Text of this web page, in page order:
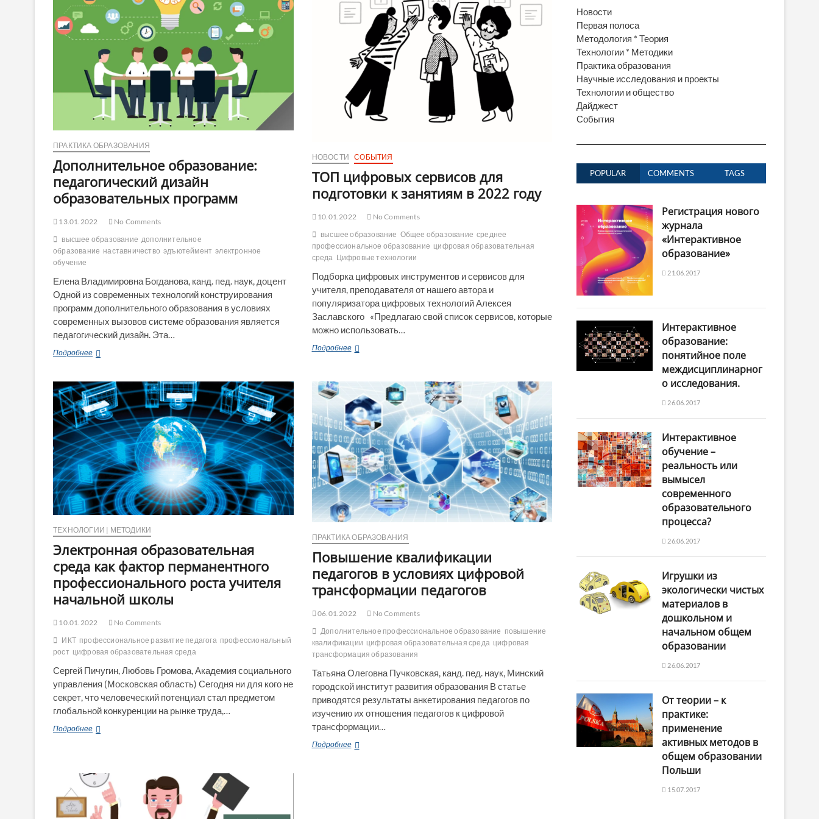
ПРАКТИКА ОБРАЗОВАНИЯ
Дополнительное образование:
педагогический дизайн
образовательных программ
13.01.2022
No Comments
высшее образование дополнительное
образование наставничество эдъютеймент электронное
обучение
Елена Владимировна Богданова, канд. пед. наук, доцент
Одной из современных технологий конструирования
программ дополнительного образования в условиях
современных вызовов системе образования является
педагогический дизайн. Эта…
ПодробнееДополнительное
дизайн
образовательных
программ
НОВОСТИ СОБЫТИЯ
ТОП цифровых сервисов для
подготовки к занятиям в 2022 году
10.01.2022
No Comments
высшее образование Общее образование среднее
профессиональное образование цифровая образовательная
среда Цифровые технологии
Подборка цифровых инструментов и сервисов для
учителя, преподавателя от нашего автора и
популяризатора цифровых технологий Алексея
Заславского «Предлагаю свой список сервисов, которые
можно использовать…
ПодробнееТОП
подготовки
к
занятиям
в
2022
году
ТЕХНОЛОГИИ | МЕТОДИКИ
Электронная образовательная
среда как фактор перманентного
профессионального роста учителя
начальной школы
10.01.2022
No Comments
ИКТ профессиональное развитие педагога профессиональный
рост цифровая образовательная среда
Сергей Пичугин, Любовь Громова, Академия социального
управления (Московская область) Сегодня ни для кого не
секрет, что человеческий потенциал стал предметом
глобальной конкуренции на рынке труда,…
ПодробнееЭлектронная
фактор
перманентного
профессионального
роста
учителя
ПРАКТИКА ОБРАЗОВАНИЯ
Повышение квалификации
педагогов в условиях цифровой
трансформации педагогов
06.01.2022
No Comments
Дополнительное профессиональное образование повышение
квалификации цифровая образовательная среда цифровая
трансформация образования
Татьяна Олеговна Пучковская, канд. пед. наук, Минский
городской институт развития образования В статье
приводятся результаты анкетирования педагогов по
изучению их отношения педагогов к цифровой
трансформации…
ПодробнееПовышение
Новости
Первая полоса
Методология * Теория
Технологии * Методики
Практика образования
Научные исследования и проекты
Технологии и общество
Дайджест
События
POPULAR COMMENTS TAGS
Регистрация нового
журнала
«Интерактивное
образование»
21.06.2017
Интерактивное
образование:
понятийное поле
междисциплинарног
о исследования.
26.06.2017
Интерактивное
обучение –
реальность или
вымысел
современного
образовательного
процесса?
26.06.2017
Игрушки из
экологически чистых
материалов в
дошкольном и
начальном общем
образовании
26.06.2017
От теории – к
практике:
применение
активных методов в
общем образовании
Польши
15.07.2017